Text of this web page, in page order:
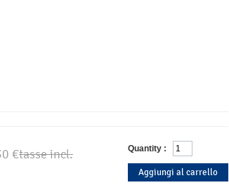
€tasse incl. Quantity :